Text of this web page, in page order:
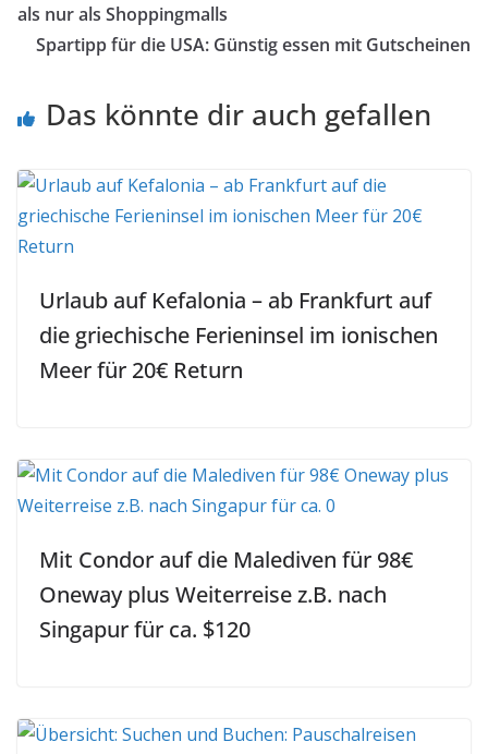
als nur als Shoppingmalls
Spartipp für die USA: Günstig essen mit Gutscheinen
Das könnte dir auch gefallen
Urlaub auf Kefalonia – ab Frankfurt auf
die griechische Ferieninsel im ionischen
Meer für 20€ Return
Mit Condor auf die Malediven für 98€
Oneway plus Weiterreise z.B. nach
Singapur für ca. $120